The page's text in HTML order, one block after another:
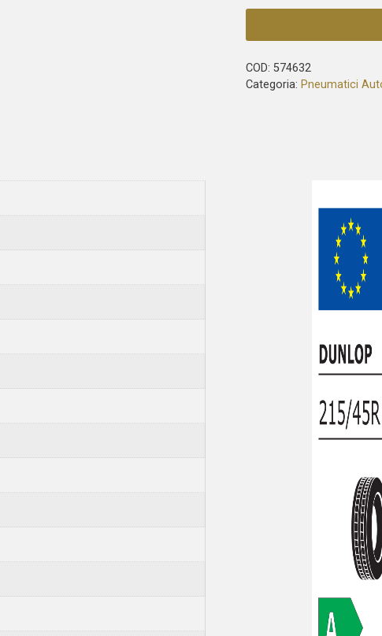
COD:574632
Categoria: Pneumatici